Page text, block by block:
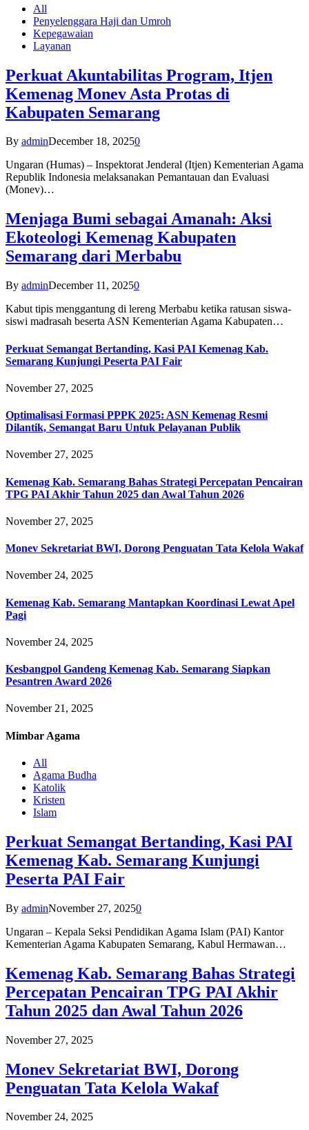
All
Penyelenggara Haji dan Umroh
Kepegawaian
Layanan
Perkuat Akuntabilitas Program, Itjen
Kemenag Monev Asta Protas di
Kabupaten Semarang
By adminDecember 18, 20250
Ungaran (Humas) – Inspektorat Jenderal (Itjen) Kementerian Agama
Republik Indonesia melaksanakan Pemantauan dan Evaluasi
(Monev)…
Menjaga Bumi sebagai Amanah: Aksi
Ekoteologi Kemenag Kabupaten
Semarang dari Merbabu
By adminDecember 11, 20250
Kabut tipis menggantung di lereng Merbabu ketika ratusan siswa-
siswi madrasah beserta ASN Kementerian Agama Kabupaten…
Perkuat Semangat Bertanding, Kasi PAI Kemenag Kab.
Semarang Kunjungi Peserta PAI Fair
November 27, 2025
Optimalisasi Formasi PPPK 2025: ASN Kemenag Resmi
Dilantik, Semangat Baru Untuk Pelayanan Publik
November 27, 2025
Kemenag Kab. Semarang Bahas Strategi Percepatan Pencairan
TPG PAI Akhir Tahun 2025 dan Awal Tahun 2026
November 27, 2025
Monev Sekretariat BWI, Dorong Penguatan Tata Kelola Wakaf
November 24, 2025
Kemenag Kab. Semarang Mantapkan Koordinasi Lewat Apel
Pagi
November 24, 2025
Kesbangpol Gandeng Kemenag Kab. Semarang Siapkan
Pesantren Award 2026
November 21, 2025
Mimbar Agama
All
Agama Budha
Katolik
Kristen
Islam
Perkuat Semangat Bertanding, Kasi PAI
Kemenag Kab. Semarang Kunjungi
Peserta PAI Fair
By adminNovember 27, 20250
Ungaran – Kepala Seksi Pendidikan Agama Islam (PAI) Kantor
Kementerian Agama Kabupaten Semarang, Kabul Hermawan…
Kemenag Kab. Semarang Bahas Strategi
Percepatan Pencairan TPG PAI Akhir
Tahun 2025 dan Awal Tahun 2026
November 27, 2025
Monev Sekretariat BWI, Dorong
Penguatan Tata Kelola Wakaf
November 24, 2025